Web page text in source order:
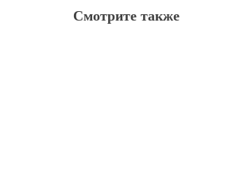
Смотрите также